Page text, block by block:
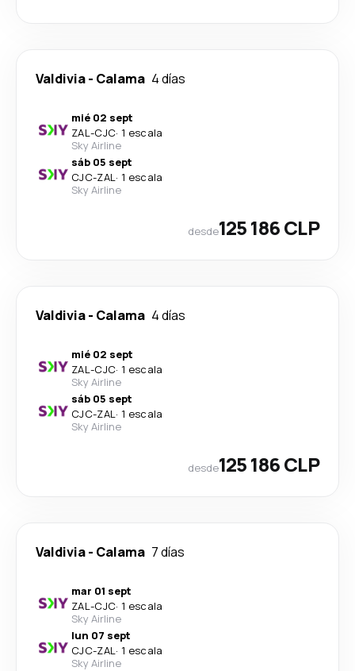
Valdivia- Calama 4 días
mié 02 sept
ZAL-CJC· 1 escala
Sky Airline
sáb 05 sept
CJC-ZAL· 1 escala
Sky Airline
desde125 186 CLP
Valdivia- Calama 4 días
mié 02 sept
ZAL-CJC· 1 escala
Sky Airline
sáb 05 sept
CJC-ZAL· 1 escala
Sky Airline
desde125 186 CLP
Valdivia- Calama 7 días
mar 01 sept
ZAL-CJC· 1 escala
Sky Airline
lun 07 sept
CJC-ZAL· 1 escala
Sky Airline